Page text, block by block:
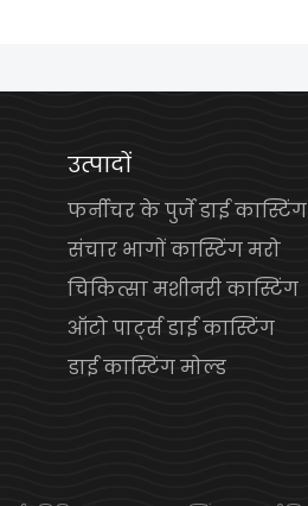
उत्पादों
फर्नीचर के पुर्जे डाई कास्टिंग
संचार भागों कास्टिंग मरो
चिकित्सा मशीनरी कास्टिंग
ऑटो पार्ट्स डाई कास्टिंग
डाई कास्टिंग मोल्ड